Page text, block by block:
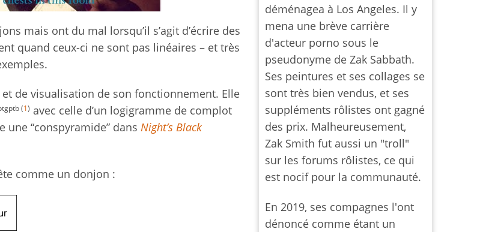
mais ont du mal lorsqu’il s’agit d’écrire des
quand ceux-ci ne sont pas linéaires – et très
de visualisation de son fonctionnement. Elle
(1) avec celle d’un logigramme de complot
“conspyramide” dans Night’s Black
comme un donjon :
déménagea à Los Angeles. Il y
mena une brève carrière
d'acteur porno sous le
pseudonyme de Zak Sabbath.
Ses peintures et ses collages se
sont très bien vendus, et ses
suppléments rôlistes ont gagné
des prix. Malheureusement,
Zak Smith fut aussi un "troll"
sur les forums rôlistes, ce qui
est nocif pour la communauté.
En 2019, ses compagnes l'ont
dénoncé comme étant un